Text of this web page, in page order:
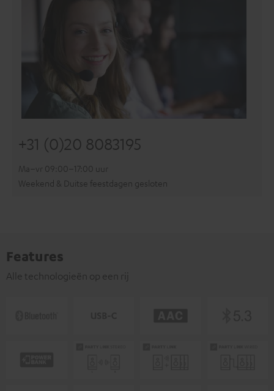
+31 (0)20 8083195
Ma–vr 09:00–17:00 uur
Weekend & Duitse feestdagen gesloten
Features
Alle technologieën op een rij